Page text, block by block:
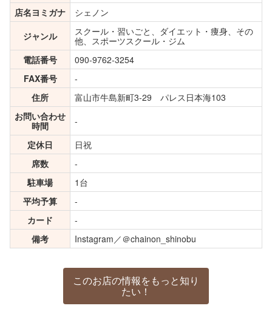
店名ヨミガナ
シェノン
ジャンル
スクール・習いごと、ダイエット・痩身、その
他、スポーツスクール・ジム
電話番号
090-9762-3254
FAX番号
-
住所
富山市牛島新町3-29 パレス日本海103
お問い合わせ
時間
-
定休日
日祝
席数
-
駐車場
1台
平均予算
-
カード
-
備考
Instagram／＠chainon_shinobu
このお店の情報をもっと知り
たい！